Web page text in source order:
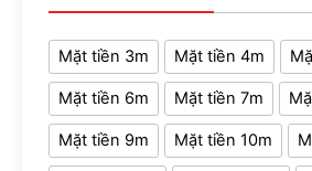
Mặt tiền 3m Mặt tiền 4m
Mặt tiền 6m Mặt tiền 7m
Mặt tiền 9m Mặt tiền 10m